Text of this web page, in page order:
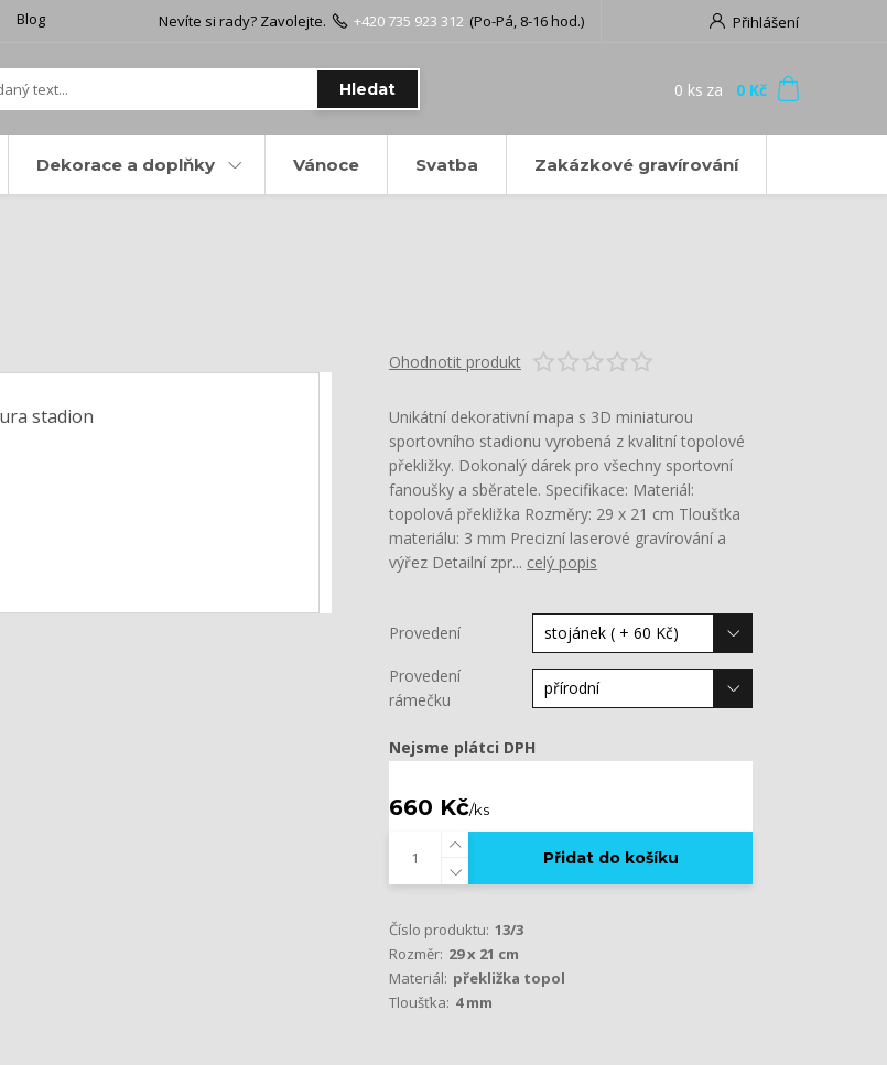
Blog Přihlášení
Hledat
Nevíte si rady? Zavolejte. +420 735 923 312 (Po-Pá, 8-16 hod.)
0 ks za 0 Kč
Dekorace a doplňky Vánoce Svatba Zakázkové gravírování
Ohodnotit produkt
Unikátní dekorativní mapa s 3D miniaturou
sportovního stadionu vyrobená z kvalitní topolové
překližky. Dokonalý dárek pro všechny sportovní
fanoušky a sběratele. Specifikace: Materiál:
topolová překližka Rozměry: 29 x 21 cm Tloušťka
materiálu: 3 mm Precizní laserové gravírování a
výřez Detailní zpr... celý popis
Provedení
Provedení
rámečku
Nejsme plátci DPH
660 Kč/ks
Přidat do košíku
Číslo produktu: 13/3
Rozměr: 29 x 21 cm
Materiál: překližka topol
Tloušťka: 4 mm